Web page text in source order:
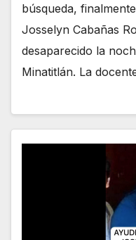
búsqueda,
Josselyn Cabañas
desaparecido la
Minatitlán. La